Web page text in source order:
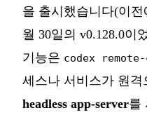
을 출시했습니다(이
월 30일의 v0.128.0이
기능은 codex
세스나 서비스가 원
headless app-server를